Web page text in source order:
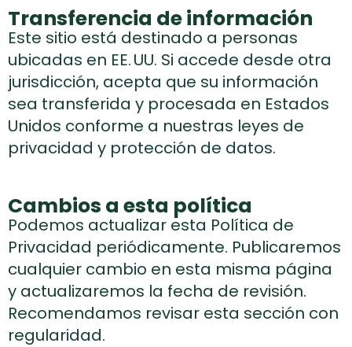
Transferencia de información
Este sitio está destinado a personas
ubicadas en EE. UU. Si accede desde otra
jurisdicción, acepta que su información
sea transferida y procesada en Estados
Unidos conforme a nuestras leyes de
privacidad y protección de datos.
Cambios a esta política
Podemos actualizar esta Política de
Privacidad periódicamente. Publicaremos
cualquier cambio en esta misma página
y actualizaremos la fecha de revisión.
Recomendamos revisar esta sección con
regularidad.